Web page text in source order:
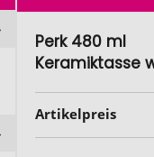
Perk 480 ml
Keramiktasse
Artikelpreis